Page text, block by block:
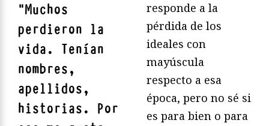
"Muchos
perdieron la
vida. Tenían
nombres,
apellidos,
historias. Por
responde a la
pérdida de los
ideales con
mayúscula
respecto a esa
época, pero no sé si
es para bien o para